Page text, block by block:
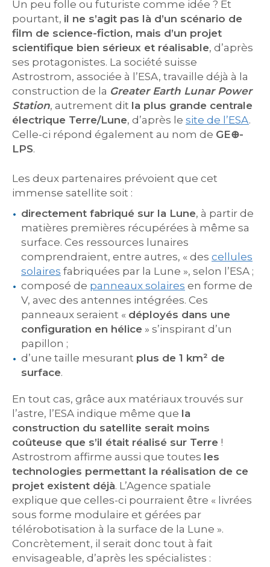
Un peu folle ou futuriste comme idée ? Et
pourtant, il ne s’agit pas là d’un scénario de
film de science-fiction, mais d’un projet
scientifique bien sérieux et réalisable, d’après
ses protagonistes. La société suisse
Astrostrom, associée à l’ESA, travaille déjà à la
construction de la Greater Earth Lunar Power
Station, autrement dit la plus grande centrale
électrique Terre/Lune, d’après le site de l’ESA.
Celle-ci répond également au nom de GE⊕-
LPS.
Les deux partenaires prévoient que cet
immense satellite soit :
directement fabriqué sur la Lune, à partir de
matières premières récupérées à même sa
surface. Ces ressources lunaires
comprendraient, entre autres, « des cellules
solaires fabriquées par la Lune », selon l’ESA ;
composé de panneaux solaires en forme de
V, avec des antennes intégrées. Ces
panneaux seraient « déployés dans une
configuration en hélice » s’inspirant d’un
papillon ;
d’une taille mesurant plus de 1 km² de
surface.
En tout cas, grâce aux matériaux trouvés sur
l’astre, l’ESA indique même que la
construction du satellite serait moins
coûteuse que s’il était réalisé sur Terre !
Astrostrom affirme aussi que toutes les
technologies permettant la réalisation de ce
projet existent déjà. L’Agence spatiale
explique que celles-ci pourraient être « livrées
sous forme modulaire et gérées par
télérobotisation à la surface de la Lune ».
Concrètement, il serait donc tout à fait
envisageable, d’après les spécialistes :